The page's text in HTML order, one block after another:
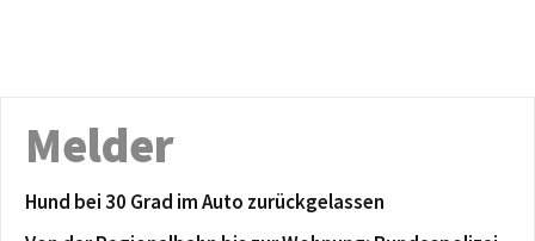
Melder
Hund bei 30 Grad im Auto zurückgelassen